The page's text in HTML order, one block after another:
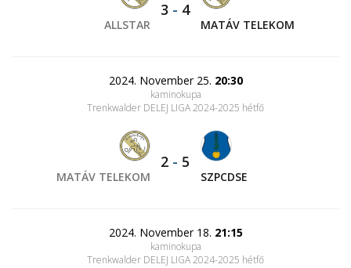
ALLSTAR
3 - 4
MATÁV TELEKOM
2024. November 25. 20:30
kaminokupa
Trenkwalder DELEJ LIGA 2024-2025 hétfő
MATÁV TELEKOM
2 - 5
SZPCDSE
2024. November 18. 21:15
kaminokupa
Trenkwalder DELEJ LIGA 2024-2025 hétfő